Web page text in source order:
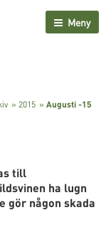
Meny
» 2015 » Augusti -15
till
ha lugn
gör någon skada